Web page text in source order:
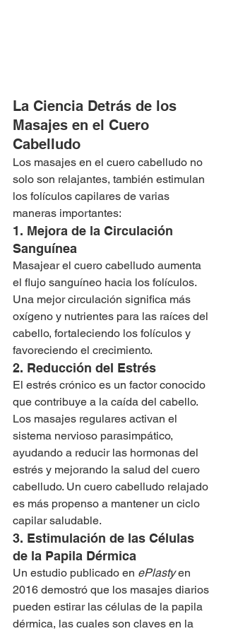
La Ciencia Detrás de los
Masajes en el Cuero
Cabelludo
Los masajes en el cuero cabelludo no
solo son relajantes, también estimulan
los folículos capilares de varias
maneras importantes:
1. Mejora de la Circulación
Sanguínea
Masajear el cuero cabelludo aumenta
el flujo sanguíneo hacia los folículos.
Una mejor circulación significa más
oxígeno y nutrientes para las raíces del
cabello, fortaleciendo los folículos y
favoreciendo el crecimiento.
2. Reducción del Estrés
El estrés crónico es un factor conocido
que contribuye a la caída del cabello.
Los masajes regulares activan el
sistema nervioso parasimpático,
ayudando a reducir las hormonas del
estrés y mejorando la salud del cuero
cabelludo. Un cuero cabelludo relajado
es más propenso a mantener un ciclo
capilar saludable.
3. Estimulación de las Células
de la Papila Dérmica
Un estudio publicado en ePlasty en
2016 demostró que los masajes diarios
pueden estirar las células de la papila
dérmica, las cuales son claves en la